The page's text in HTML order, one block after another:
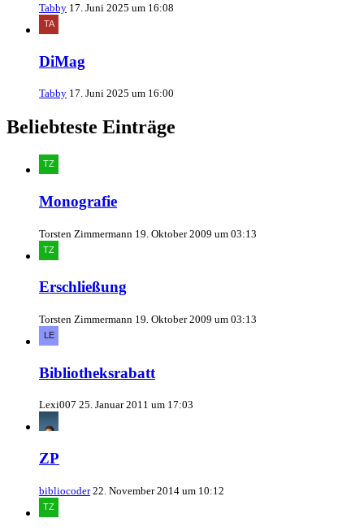
Tabby 17. Juni 2025 um 16:08
DiMag
Tabby 17. Juni 2025 um 16:00
Beliebteste Einträge
Monografie
Torsten Zimmermann 19. Oktober 2009 um 03:13
Erschließung
Torsten Zimmermann 19. Oktober 2009 um 03:13
Bibliotheksrabatt
Lexi007 25. Januar 2011 um 17:03
ZP
bibliocoder 22. November 2014 um 10:12